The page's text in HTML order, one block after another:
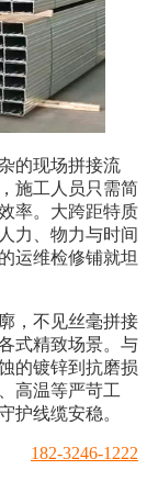
的现场拼接流
施工人员只需简
率。大跨距特质
力、物力与时间
运维检修铺就坦
，不见丝毫拼接
式精致场景。与
的镀锌到抗磨损
高温等严苛工
护线缆安稳。
182-3246-1222